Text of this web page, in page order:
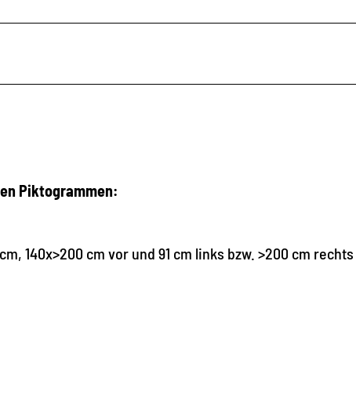
Piktogrammen:
140x>200 cm vor und 91 cm links bzw. >200 cm rechts